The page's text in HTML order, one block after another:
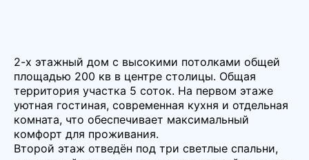
2-х этажный дом с высокими потолками общей
площадью 200 кв в центре столицы. Общая
территория участка 5 соток. На первом этаже
уютная гостиная, современная кухня и отдельная
комната, что обеспечивает максимальный
комфорт для проживания.
Второй этаж отведён под три светлые спальни,